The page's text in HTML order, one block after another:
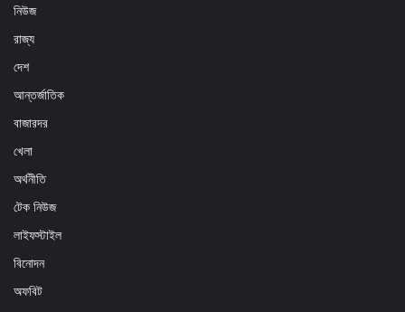
নিউজ
রাজ্য
দেশ
আন্তর্জাতিক
বাজারদর
খেলা
অর্থনীতি
টেক নিউজ
লাইফস্টাইল
বিনোদন
অফবিট